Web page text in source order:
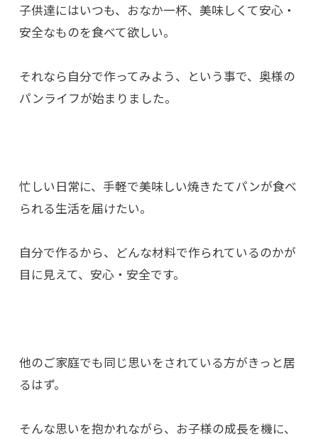
子供達にはいつも、おなか一杯、美味しくて安心・
安全なものを食べて欲しい。
それなら自分で作ってみよう、という事で、奥様の
パンライフが始まりました。
忙しい日常に、手軽で美味しい焼きたてパンが食べ
られる生活を届けたい。
自分で作るから、どんな材料で作られているのかが
目に見えて、安心・安全です。
他のご家庭でも同じ思いをされている方がきっと居
るはず。
そんな思いを抱かれながら、お子様の成長を機に、